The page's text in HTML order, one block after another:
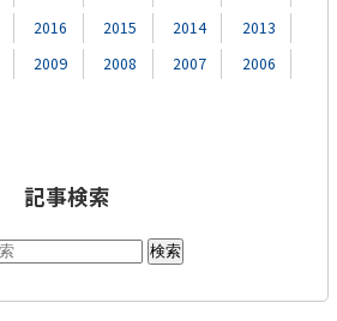
2016 2015 2014
2013
2009 2008 2007
2006
記事検索